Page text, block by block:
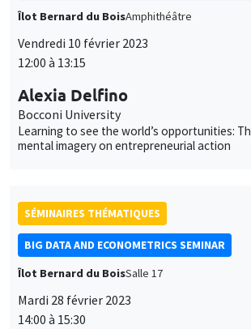
Îlot Bernard du BoisAmphithéâtre
Vendredi 10 février 2023
12:00 à 13:15
Alexia Delfino
Bocconi University
Learning to see the world’s opportunities:
mental imagery on entrepreneurial action
SÉMINAIRES THÉMATIQUES
BIG DATA AND ECONOMETRICS SEMINAR
Îlot Bernard du BoisSalle 17
Mardi 28 février 2023
14:00 à 15:30